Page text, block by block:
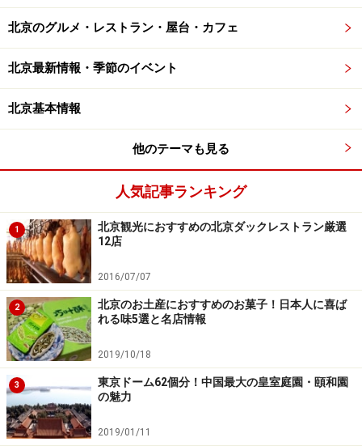
お菓子の種類は多種多様。数ある中からお気に入りを見つけ
商品はほとんどすべて量り売り。店員に欲しいお菓子と
数量を告げると、目の前で袋詰めにしてくれて、電子秤
そんな店員とやり取りをしながら買うという中国式ショ
ッピングが楽しめます。購入は一つでも二つでもOKなの
で、とりあえず、色々試してみて、お気に入りを見つけ
てください。
＜DATA＞
主な店舗
■稲香村前門大柵欄店
住所：西城区大柵欄街18号 大柵欄購物中心1階
■稲香村王府井百貨店
住所：東城区王府井大街255号 王府井百貨B1階 青春館b1
楼
■稲香村北京駅店
住所：東城区毛家湾胡同甲13号北京駅1階
北京のグルメ・レストラン・屋台・カフェ
北京最新情報・季節のイベント
北京基本情報
他のテーマも見る
人気記事ランキング
1
北京観光におすすめの北京ダックレストラン厳選
12店
2016/07/07
2
北京のお土産におすすめのお菓子！日本人に喜ば
れる味5選と名店情報
2019/10/18
3
東京ドーム62個分！中国最大の皇室庭園・頤和園
の魅力
2019/01/11